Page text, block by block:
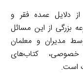
دلایل عمده فقر و
بزرگی از این مسائل
مدیران و معلمان
خصوصی، کتاب‌های
است.